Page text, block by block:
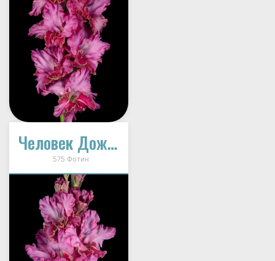
Человек Дождя (В-14-348-А)
575 Фотин